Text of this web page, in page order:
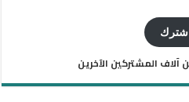
اشترك